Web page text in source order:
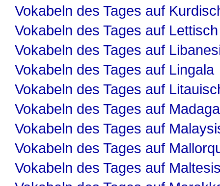
Vokabeln des Tages auf
Vokabeln des Tages auf Lettisch
Vokabeln des Tages auf
Vokabeln des Tages auf Lingala
Vokabeln des Tages auf
Vokabeln des Tages auf
Vokabeln des Tages auf
Vokabeln des Tages auf
Vokabeln des Tages auf